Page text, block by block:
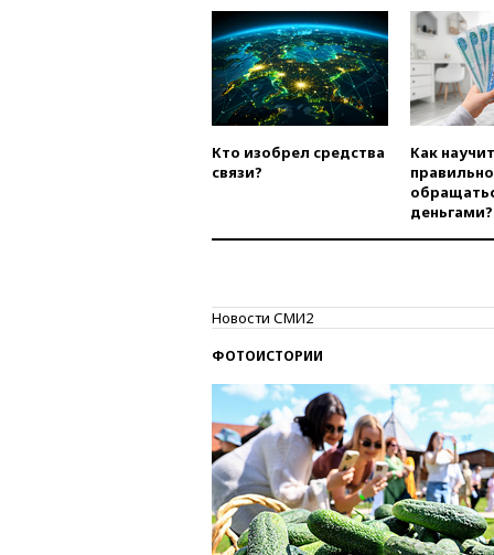
Кто изобрел средства
связи?
Как
правильно
деньгами?
Новости СМИ2
ФОТОИСТОРИИ